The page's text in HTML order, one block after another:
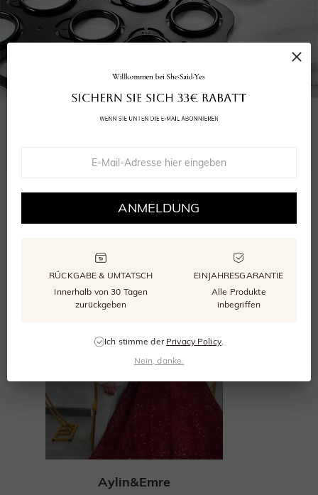
WÄHLEN SIE DIE RICHTIGE GRÖSSE
Kundenberichte mit diesem Artikel
Aylin&Emre
ANMELDUNG
RÜCKGABE & UMTATSCH
Innerhalb von 30 Tagen
zurückgeben
EINJAHRESGARANTIE
Alle Produkte
inbegriffen
Ich stimme der Privacy Policy.
Nein, danke.